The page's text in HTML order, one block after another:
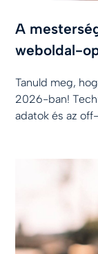
A
weboldal-
Tanuld meg,
2026-ban!
adatok és az